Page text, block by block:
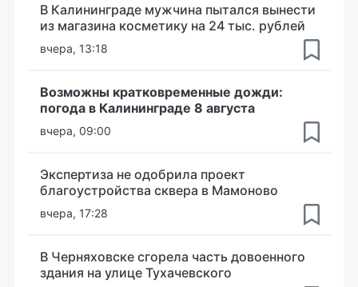
В Калининграде мужчина пытался вынести
из магазина косметику на 24 тыс. рублей
вчера, 13:18
Возможны кратковременные дожди:
погода в Калининграде 8 августа
вчера, 09:00
Экспертиза не одобрила проект
благоустройства сквера в Мамоново
вчера, 17:28
В Черняховске сгорела часть довоенного
здания на улице Тухачевского